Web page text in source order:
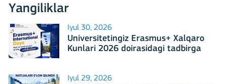
Yangiliklar
Iyul 30, 2026
Universitetingiz Erasmus+ Xalqaro
Kunlari 2026 doirasidagi tadbirga
Iyul 29, 2026